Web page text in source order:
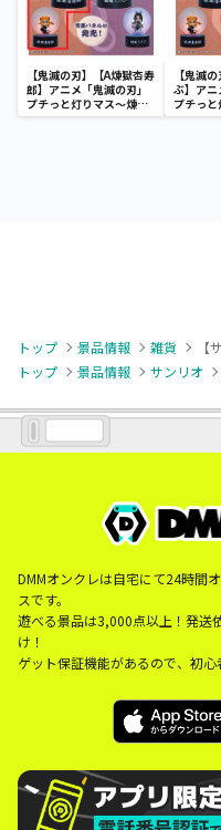
【鬼滅の刃】【A煉獄杏寿
郎】アニメ「鬼滅の刃」
プチっと灯りマス～煉獄
杏寿郎・胡蝶しのぶ～
【鬼滅
ぶ】アニ
プチっ
杏寿郎
トップ 景品情報 雑貨
トップ
景品情報 サンリオ
DMMオンクレは自宅にて24時間
スです。
遊べる景品は3,000点以上！発送
け！
ゲット保証機能があるので、初心